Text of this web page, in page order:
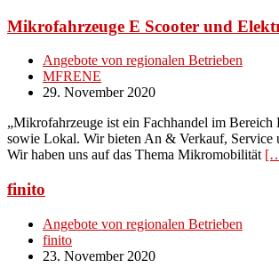
Mikrofahrzeuge E Scooter und
Angebote von regionalen Betrieben
MFRENE
29. November 2020
„Mikrofahrzeuge ist ein Fachhandel im
sowie Lokal. Wir bieten An & Verkauf, Service
Wir haben uns auf das Thema Mikromobilität
finito
Angebote von regionalen Betrieben
finito
23. November 2020